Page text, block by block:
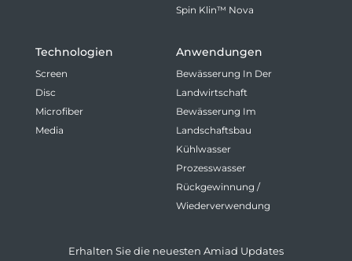
Spin Klin™ Nova
Technologien
Screen
Disc
Microfiber
Media
Anwendungen
Bewässerung In Der
Landwirtschaft
Bewässerung Im
Landschaftsbau
Kühlwasser
Prozesswasser
Rückgewinnung /
Wiederverwendung
Erhalten Sie die neuesten Amiad Updates